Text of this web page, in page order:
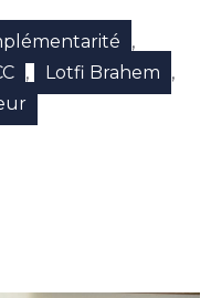
,
, Lotfi Brahem ,